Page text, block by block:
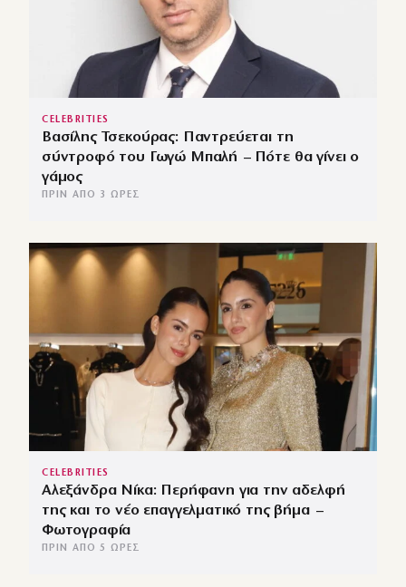
CELEBRITIES
Βασίλης Τσεκούρας: Παντρεύεται τη
σύντροφό του Γωγώ Μπαλή – Πότε θα γίνει ο
γάμος
ΠΡΙΝ ΑΠΌ 3 ΏΡΕΣ
CELEBRITIES
Αλεξάνδρα Νίκα: Περήφανη για την αδελφή
της και το νέο επαγγελματικό της βήμα –
Φωτογραφία
ΠΡΙΝ ΑΠΌ 5 ΏΡΕΣ